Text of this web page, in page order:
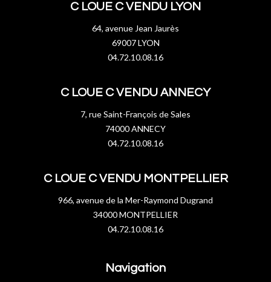
C LOUE C VENDU LYON
64, avenue Jean Jaurès
69007 LYON
04.72.10.08.16
C LOUE C VENDU ANNECY
7, rue Saint-François de Sales
74000 ANNECY
04.72.10.08.16
C LOUE C VENDU MONTPELLIER
966, avenue de la Mer-Raymond Dugrand
34000 MONTPELLIER
04.72.10.08.16
Navigation